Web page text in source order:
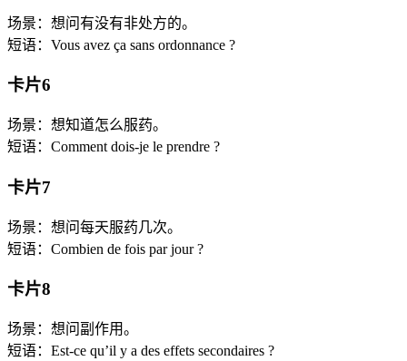
场景：想问有没有非处方的。
短语：Vous avez ça sans ordonnance ?
卡片6
场景：想知道怎么服药。
短语：Comment dois-je le prendre ?
卡片7
场景：想问每天服药几次。
短语：Combien de fois par jour ?
卡片8
场景：想问副作用。
短语：Est-ce qu’il y a des effets secondaires ?